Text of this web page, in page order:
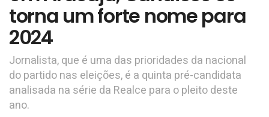
torna um forte nome para
2024
Jornalista, que é uma das prioridades da nacional
do partido nas eleições, é a quinta pré-candidata
analisada na série da Realce para o pleito deste
ano.